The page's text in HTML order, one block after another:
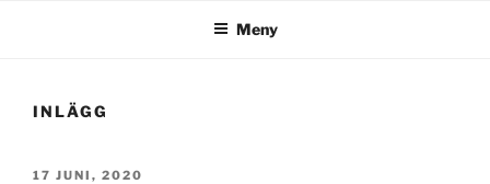
Meny
INLÄGG
PUBLICERAT
17 JUNI, 2020